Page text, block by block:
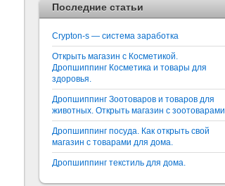
Последние статьи
Crypton-s — система заработка
Открыть магазин с Косметикой.
Дропшиппинг Косметика и товары для
здоровья.
Дропшиппинг Зоотоваров и товаров для
животных. Открыть магазин с зоотоварами.
Дропшиппинг посуда. Как открыть свой
магазин с товарами для дома.
Дропшиппинг текстиль для дома.